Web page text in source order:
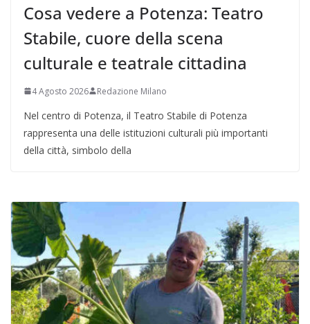
Cosa vedere a Potenza: Teatro
Stabile, cuore della scena
culturale e teatrale cittadina
4 Agosto 2026 Redazione Milano
Nel centro di Potenza, il Teatro Stabile di Potenza
rappresenta una delle istituzioni culturali più importanti
della città, simbolo della